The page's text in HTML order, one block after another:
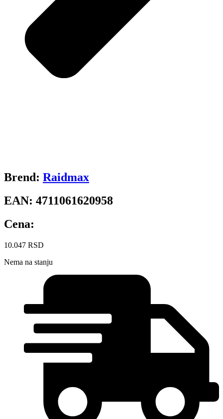
Brend: Raidmax
EAN: 4711061620958
Cena:
10.047 RSD
Nema na stanju